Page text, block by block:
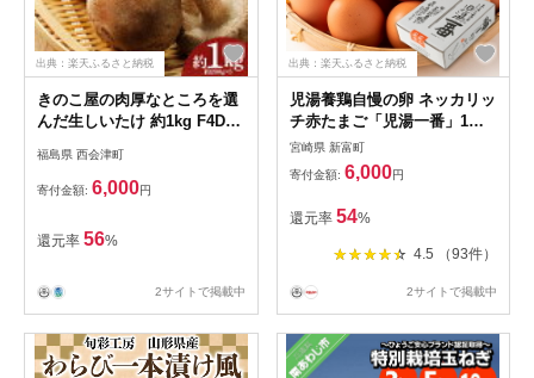
出典：楽天ふるさと納税
きのこ屋の肉厚なところを選
んだ生しいたけ 約1kg F4D-
福島県 西会津町
寄付金額: 6,000円
還元率 56%
2サイトで掲載中
出典：楽天ふるさと納税
児湯養鶏自慢の卵 ネッカリッ
チ赤たまご「児湯一番」1箱
20個
宮崎県 新富町
寄付金額: 6,000円
還元率 54%
4.5 （93件）
2サイトで掲載中